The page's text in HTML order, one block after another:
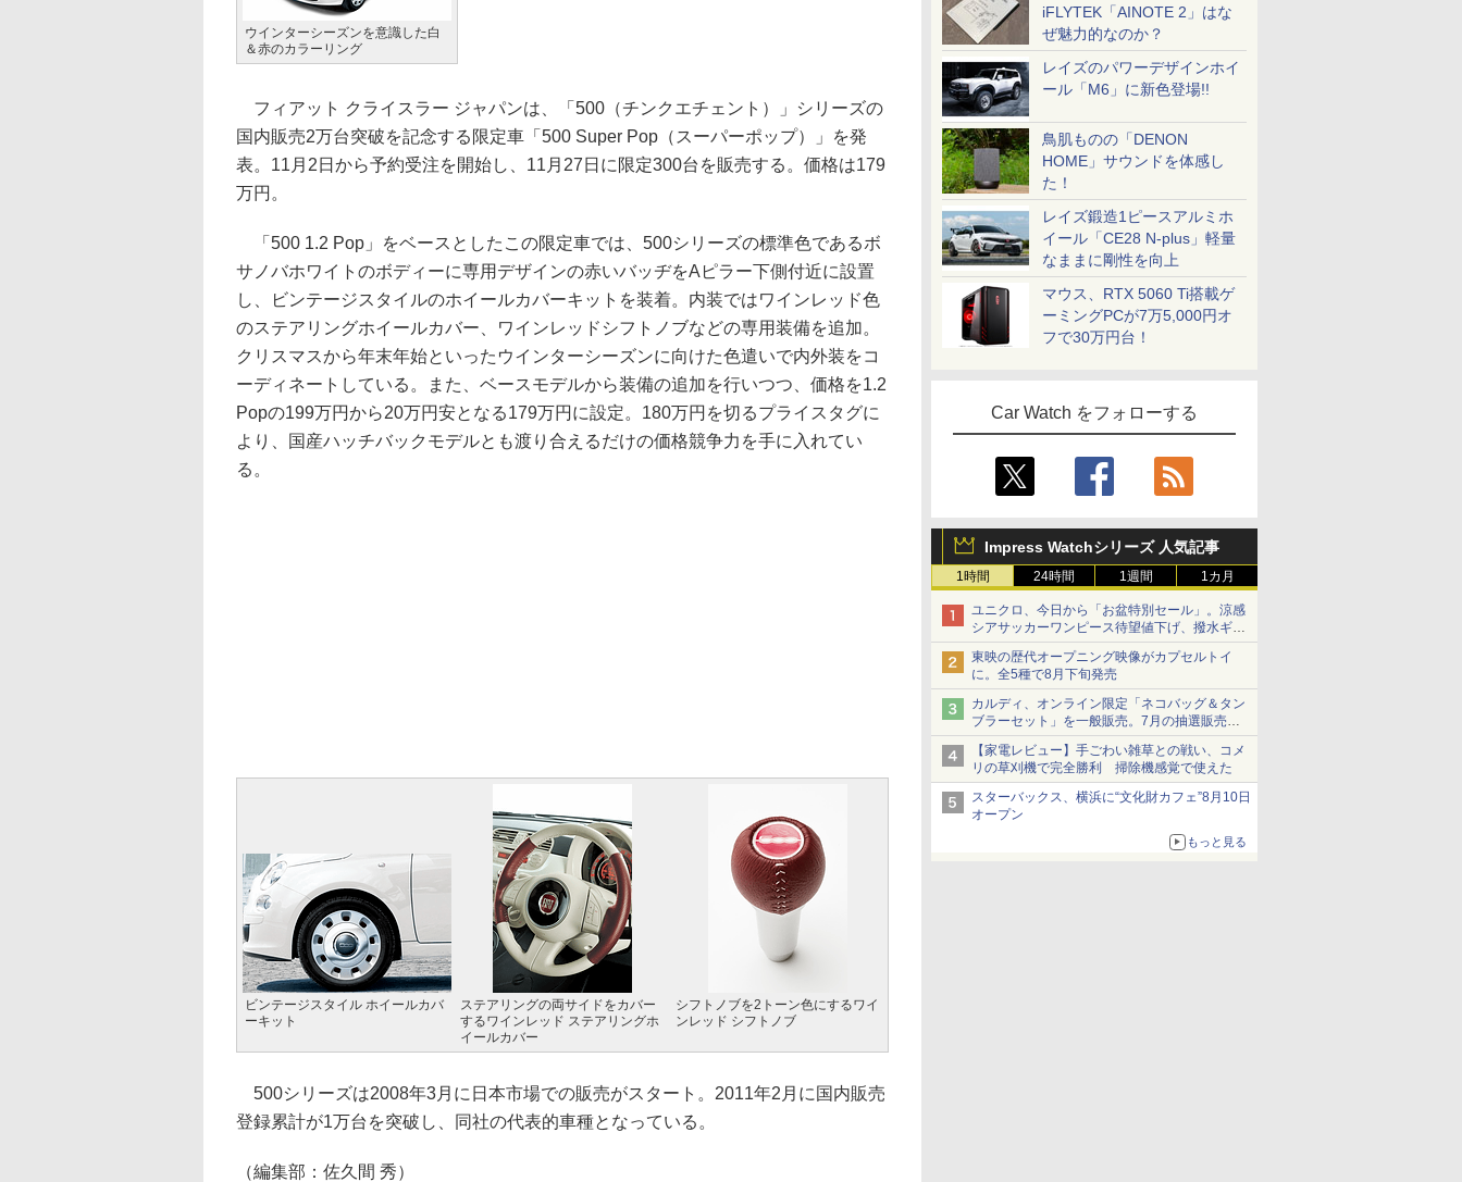
iFLYTEK「AINOTE 2」はな
ぜ魅力的なのか？
レイズのパワーデザインホイ
ール「M6」に新色登場!!
鳥肌ものの「DENON
HOME」サウンドを体感し
た！
レイズ鍛造1ピースアルミホ
イール「CE28 N-plus」軽量
なままに剛性を向上
マウス、RTX 5060 Ti搭載ゲ
ーミングPCが7万5,000円オ
フで30万円台！
Car Watch をフォローする
Impress Watchシリーズ 人気記事
1時間 24時間 1週間 1カ月
ユニクロ、今日から「お盆特別セール」。涼感
シアサッカーワンピース待望値下げ、撥水ギア
ショーツは1990円に
東映の歴代オープニング映像がカプセルトイ
に。全5種で8月下旬発売
カルディ、オンライン限定「ネコバッグ＆タン
ブラーセット」を一般販売。7月の抽選販売の
当選無効分
【家電レビュー】手ごわい雑草との戦い、コメ
リの草刈機で完全勝利 掃除機感覚で使えた
スターバックス、横浜に“文化財カフェ”8月10日
オープン
もっと見る
ウインターシーズンを意識した白
＆赤のカラーリング
フィアット クライスラー ジャパンは、「500（チンクエチェント）」シリーズの
国内販売2万台突破を記念する限定車「500 Super Pop（スーパーポップ）」を発
表。11月2日から予約受注を開始し、11月27日に限定300台を販売する。価格は179
万円。
「500 1.2 Pop」をベースとしたこの限定車では、500シリーズの標準色であるボ
サノバホワイトのボディーに専用デザインの赤いバッヂをAピラー下側付近に設置
し、ビンテージスタイルのホイールカバーキットを装着。内装ではワインレッド色
のステアリングホイールカバー、ワインレッドシフトノブなどの専用装備を追加。
クリスマスから年末年始といったウインターシーズンに向けた色遣いで内外装をコ
ーディネートしている。また、ベースモデルから装備の追加を行いつつ、価格を1.2
Popの199万円から20万円安となる179万円に設定。180万円を切るプライスタグに
より、国産ハッチバックモデルとも渡り合えるだけの価格競争力を手に入れてい
る。
ビンテージスタイル ホイールカバ
ーキット
ステアリングの両サイドをカバー
するワインレッド ステアリングホ
イールカバー
シフトノブを2トーン色にするワイ
ンレッド シフトノブ
500シリーズは2008年3月に日本市場での販売がスタート。2011年2月に国内販売
登録累計が1万台を突破し、同社の代表的車種となっている。
（編集部：佐久間 秀）